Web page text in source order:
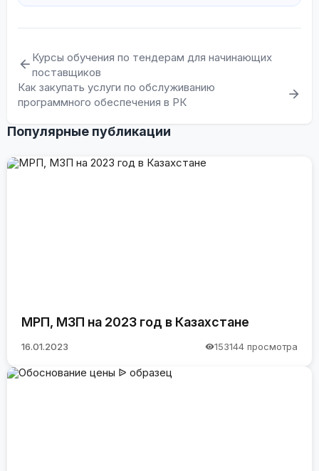
Курсы обучения по тендерам для начинающих
поставщиков
Как закупать услуги по обслуживанию
программного обеспечения в РК
Популярные публикации
МРП, МЗП на 2023 год в Казахстане
16.01.2023 153144 просмотра